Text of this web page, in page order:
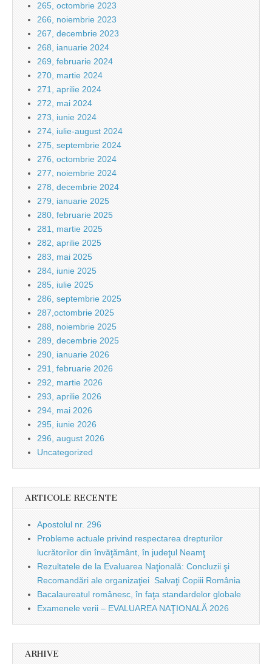
265, octombrie 2023
266, noiembrie 2023
267, decembrie 2023
268, ianuarie 2024
269, februarie 2024
270, martie 2024
271, aprilie 2024
272, mai 2024
273, iunie 2024
274, iulie-august 2024
275, septembrie 2024
276, octombrie 2024
277, noiembrie 2024
278, decembrie 2024
279, ianuarie 2025
280, februarie 2025
281, martie 2025
282, aprilie 2025
283, mai 2025
284, iunie 2025
285, iulie 2025
286, septembrie 2025
287,octombrie 2025
288, noiembrie 2025
289, decembrie 2025
290, ianuarie 2026
291, februarie 2026
292, martie 2026
293, aprilie 2026
294, mai 2026
295, iunie 2026
296, august 2026
Uncategorized
ARTICOLE RECENTE
Apostolul nr. 296
Probleme actuale privind respectarea drepturilor
lucrătorilor din învăţământ, în judeţul Neamţ
Rezultatele de la Evaluarea Naţională: Concluzii şi
Recomandări ale organizaţiei Salvaţi Copiii România
Bacalaureatul românesc, în faţa standardelor globale
Examenele verii – EVALUAREA NAŢIONALĂ 2026
ARHIVE